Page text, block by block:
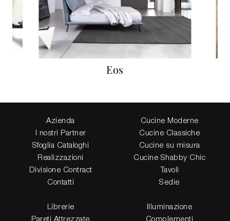
Eos
Azienda
I nostri Partner
Sfoglia Cataloghi
Realizzazioni
Divisione Contract
Contatti
Cucine Moderne
Cucine Classiche
Cucine su misura
Cucine Shabby Chic
Tavoli
Sedie
Librerie
Pareti Attrezzate
Illuminazione
Complementi